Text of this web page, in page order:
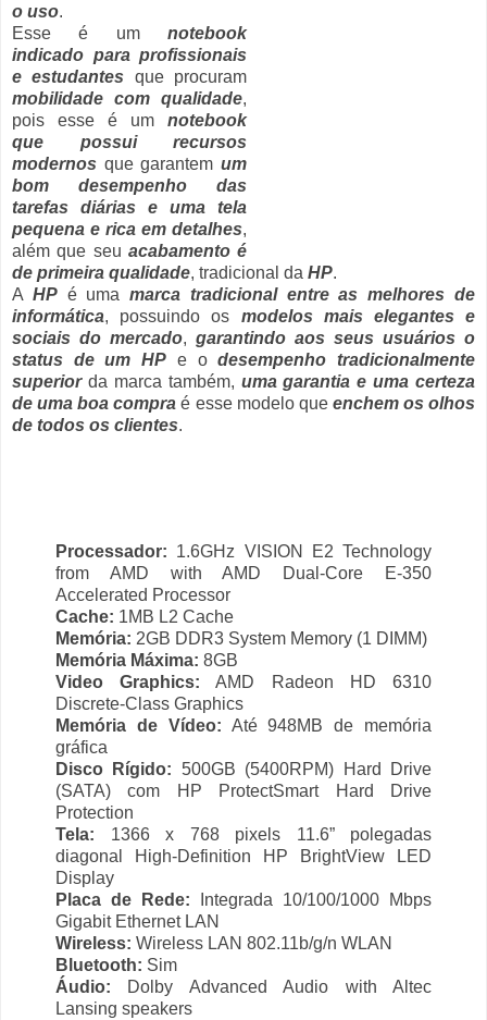
o uso.
Esse é um notebook
indicado para profissionais
e estudantes que procuram
mobilidade com qualidade,
pois esse é um notebook
que possui recursos
modernos que garantem um
bom desempenho das
tarefas diárias e uma tela
pequena e rica em detalhes,
além que seu acabamento é
de primeira qualidade, tradicional da HP.
A HPé umamarca tradicional entre as melhores de
informática, possuindo os modelos mais elegantes e
sociais do mercado, garantindo aos seus usuários o
status de um HP e odesempenho tradicionalmente
superiorda marca também, uma garantia e uma certeza
de uma boa compra é esse modelo que enchem os olhos
de todos os clientes.
Processador: 1.6GHz VISION E2 Technology
from AMD with AMD Dual-Core E-350
Accelerated Processor
Cache: 1MB L2 Cache
Memória: 2GB DDR3 System Memory (1 DIMM)
Memória Máxima: 8GB
Video Graphics: AMD Radeon HD 6310
Discrete-Class Graphics
Memória de Vídeo: Até 948MB de memória
gráfica
Disco Rígido: 500GB (5400RPM) Hard Drive
(SATA) com HP ProtectSmart Hard Drive
Protection
Tela: 1366 x 768 pixels 11.6” polegadas
diagonal High-Definition HP BrightView LED
Display
Placa de Rede: Integrada 10/100/1000 Mbps
Gigabit Ethernet LAN
Wireless: Wireless LAN 802.11b/g/n WLAN
Bluetooth: Sim
Áudio: Dolby Advanced Audio with Altec
Lansing speakers